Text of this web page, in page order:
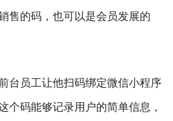
售的码，也可以是会员发展的
台员工让他扫码绑定微信小程序
个码能够记录用户的简单信息，